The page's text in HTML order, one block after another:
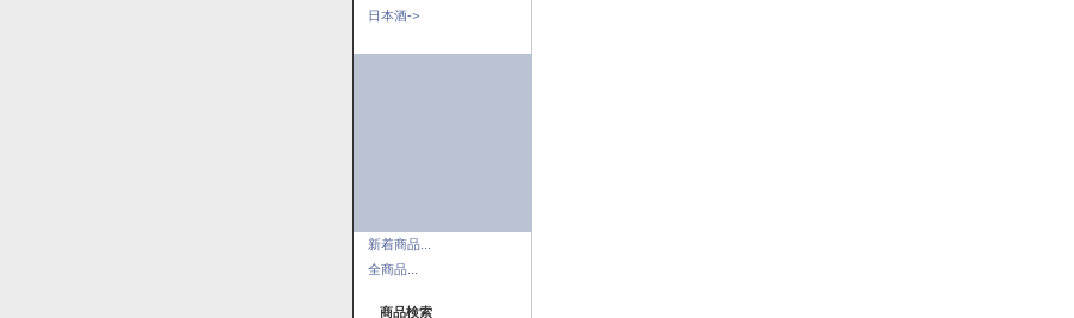
日本酒->
新着商品...
全商品...
商品検索